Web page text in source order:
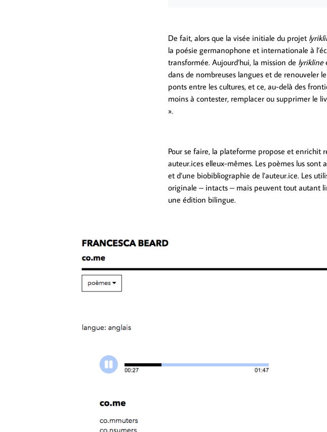
De fait, alors que la visée initiale du projet
la poésie germanophone et internationale à
transformée. Aujourd’hui, la mission de lyrikline
dans de nombreuses langues et de renouveler
ponts entre les cultures, et ce, au-delà des
moins à contester, remplacer ou supprimer le
».
Pour se faire, la plateforme propose et enrichit
auteur.ices elleux-mêmes. Les poèmes lus
et d’une biobibliographie de l’auteur.ice. Les
originale – intacts – mais peuvent tout autant
une édition bilingue.